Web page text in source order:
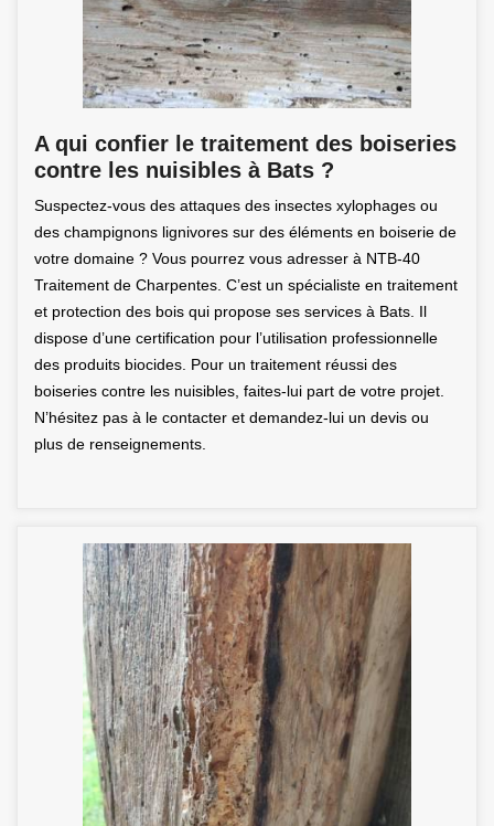
A qui confier le traitement des boiseries
contre les nuisibles à Bats ?
Suspectez-vous des attaques des insectes xylophages ou
des champignons lignivores sur des éléments en boiserie de
votre domaine ? Vous pourrez vous adresser à NTB-40
Traitement de Charpentes. C’est un spécialiste en traitement
et protection des bois qui propose ses services à Bats. Il
dispose d’une certification pour l’utilisation professionnelle
des produits biocides. Pour un traitement réussi des
boiseries contre les nuisibles, faites-lui part de votre projet.
N’hésitez pas à le contacter et demandez-lui un devis ou
plus de renseignements.